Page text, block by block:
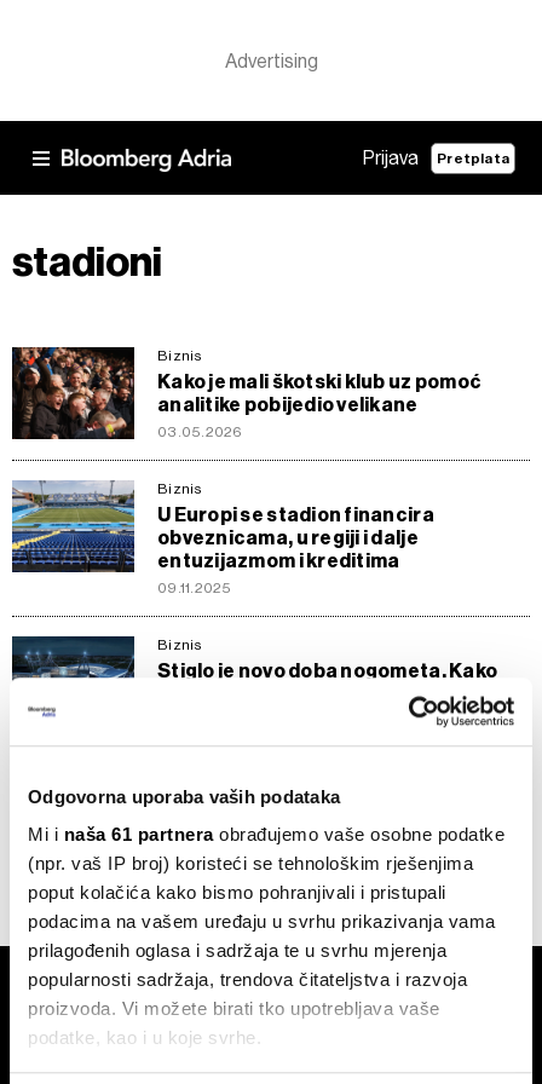
Odgovorna uporaba vaših podataka
Mi i naša 61 partneraobrađujemo vaše osobne podatke
(npr. vaš IP broj) koristeći se tehnološkim rješenjima
poput kolačića kako bismo pohranjivali i pristupali
podacima na vašem uređaju u svrhu prikazivanja vama
prilagođenih oglasa i sadržaja te u svrhu mjerenja
popularnosti sadržaja, trendova čitateljstva i razvoja
proizvoda. Vi možete birati tko upotrebljava vaše
podatke, kao i u koje svrhe.
Prijava Pretplata
stadioni
Biznis
Kako je mali škotski klub uz pomoć
analitike pobijedio velikane
03.05.2026
Biznis
U Europi se stadion financira
obveznicama, u regiji i dalje
entuzijazmom i kreditima
09.11.2025
Biznis
Stiglo je novo doba nogometa. Kako
moderni stadioni potiču rast prihoda?
PSG zainteresiran za kupovinu Stade
de Francea
10.03.2023